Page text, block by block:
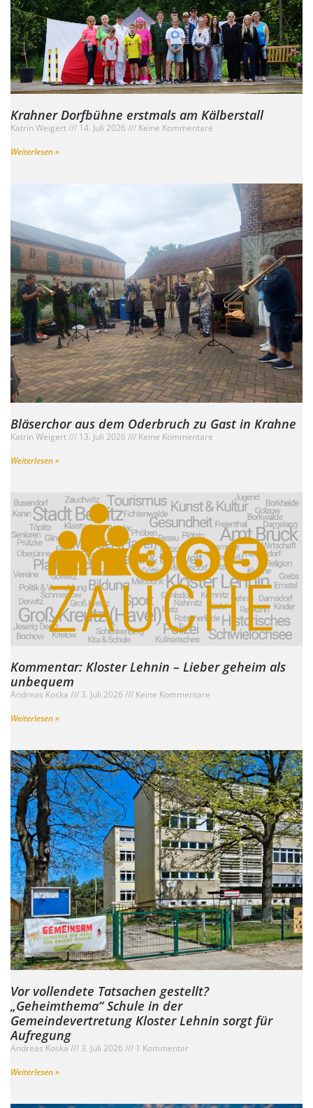
Krahner Dorfbühne erstmals am Kälberstall
Katrin Weigert 14. Juli 2026
Keine Kommentare
Weiterlesen »
Bläserchor aus dem Oderbruch zu Gast in Krahne
Katrin Weigert 13. Juli 2026
Keine Kommentare
Weiterlesen »
Kommentar: Kloster Lehnin – Lieber geheim als
unbequem
Andreas Koska 3. Juli 2026
Keine Kommentare
Weiterlesen »
Vor vollendete Tatsachen gestellt?
„Geheimthema“ Schule in der
Gemeindevertretung Kloster Lehnin sorgt für
Aufregung
Andreas Koska 3. Juli 2026
1 Kommentar
Weiterlesen »